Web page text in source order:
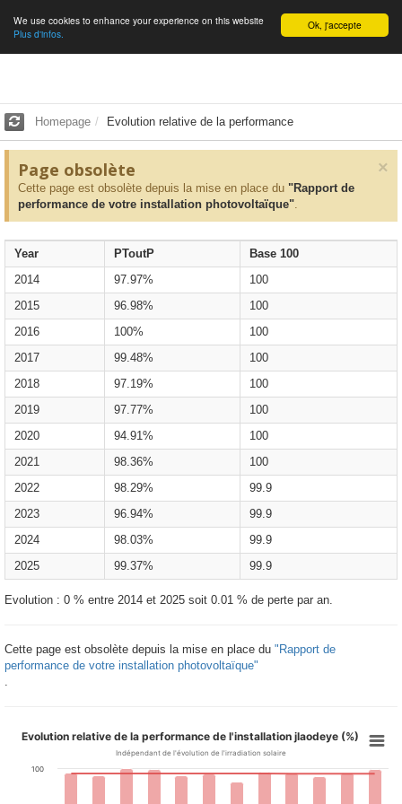
English Ok, j'accepte
We use cookies to enhance your experience on this website
Plus d'infos.
Homepage Evolution relative de la performance
×
Page obsolète
Cette page est obsolète depuis la mise en place du "Rapport de
performance de votre installation photovoltaïque".
Year PToutP
Base 100
2014
97.97%
100
2015
96.98%
100
2016
100%
100
2017
99.48%
100
2018
97.19%
100
2019
97.77%
100
2020
94.91%
100
2021
98.36%
100
2022
98.29%
99.9
2023
96.94%
99.9
2024
98.03%
99.9
2025
99.37% 99.9
Evolution : 0 % entre 2014 et 2025 soit 0.01 % de perte par an.
Cette page est obsolète depuis la mise en place du "Rapport de
performance de votre installation photovoltaïque"
Evolution relative de la performance de l'installation jlaodeye (%)
Indépendant de l'évolution de l'irradiation solaire
100